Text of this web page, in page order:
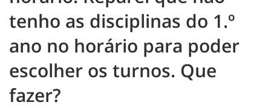
tenho as disciplinas do 1.º
ano no horário para poder
escolher os turnos. Que
fazer?